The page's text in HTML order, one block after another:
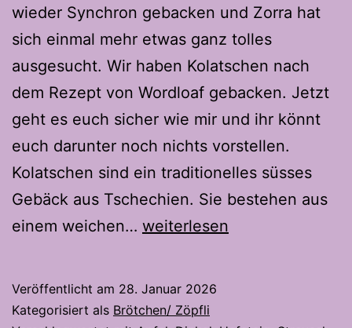
wieder Synchron gebacken und Zorra hat
sich einmal mehr etwas ganz tolles
ausgesucht. Wir haben Kolatschen nach
dem Rezept von Wordloaf gebacken. Jetzt
geht es euch sicher wie mir und ihr könnt
euch darunter noch nichts vorstellen.
Kolatschen sind ein traditionelles süsses
Gebäck aus Tschechien. Sie bestehen aus
einem weichen… Kolatschen-
auf
weiterlesen
Veröffentlicht am 28. Januar 2026
Kategorisiert als Brötchen/ Zöpfli